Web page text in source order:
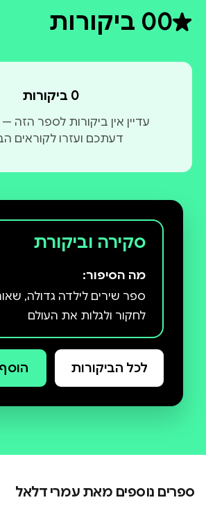
0דירוג ממוצע 0 מתוך 5
0 ביקורות
0 ביקורות
עדיין אין ביקורות לספר הזה
דעתכם ועזרו לקוראים
סקירה וביקורת
מה הסיפור:
ספר שירים לילדה גדולה,
לחקור ולגלות את העולם
לכל הביקורות
ספרים נוספים מאת עמרי דלאל